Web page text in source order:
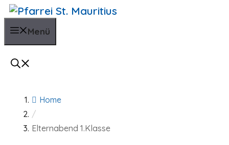
Zum
Inhalt
springen
Menü
Home
/
Elternabend 1.Klasse